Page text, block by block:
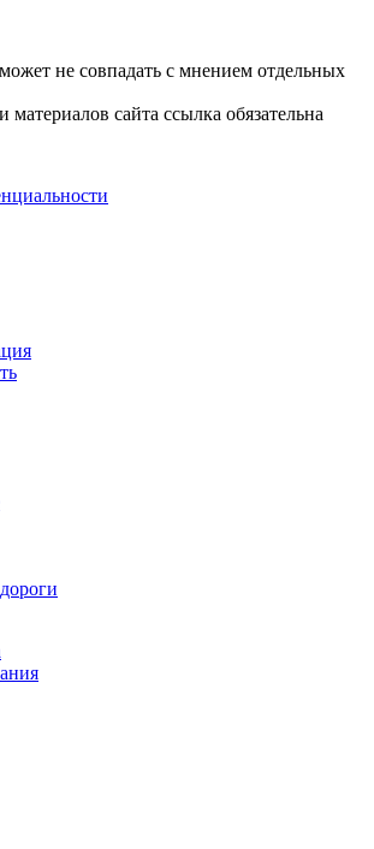
не совпадать с мнением отдельных
сайта ссылка обязательна